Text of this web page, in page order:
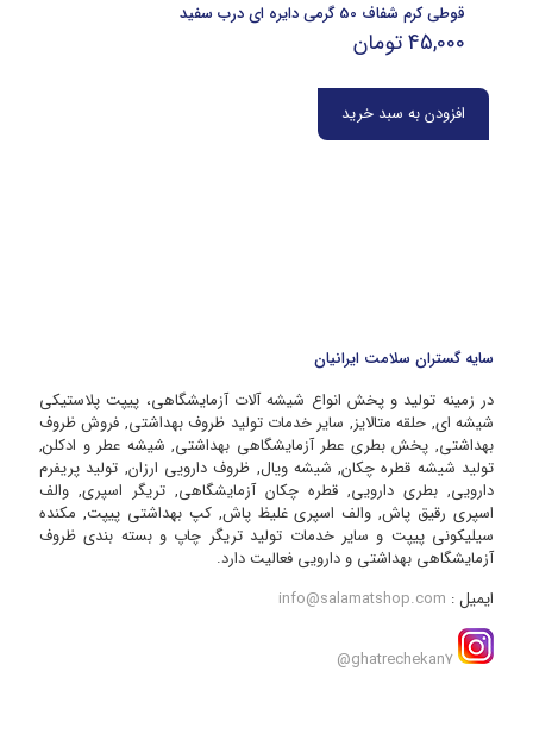
قوطی کرم شفاف 50 گرمی دایره ای درب سفید
45,000تومان
افزودن به سبد خرید
سایه گستران سلامت ایرانیان
در زمینه تولید و پخش انواع شیشه آلات آزمایشگاهی، پیپت پلاستیکی
شیشه ای, حلقه متالایز, سایر خدمات تولید ظروف بهداشتی, فروش ظروف
بهداشتی, پخش بطری عطر آزمایشگاهی بهداشتی, شیشه عطر و ادکلن,
تولید شیشه قطره چکان, شیشه ویال, ظروف دارویی ارزان, تولید پریفرم
دارویی, بطری دارویی, قطره چکان آزمایشگاهی, تریگر اسپری, والف
اسپری رقیق پاش, والف اسپری غلیظ پاش, کپ بهداشتی پیپت, مکنده
سیلیکونی پیپت و سایر خدمات تولید تریگر چاپ و بسته بندی ظروف
آزمایشگاهی بهداشتی و دارویی فعالیت دارد.
ایمیل : info@salamatshop.com
ghatrechekan7@